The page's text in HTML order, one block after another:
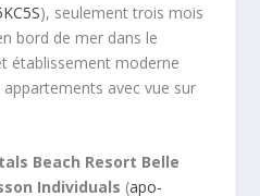
), seulement trois mois
bord de mer dans le
établissement moderne
avec vue sur
Beach Resort Belle
Individuals (apo-